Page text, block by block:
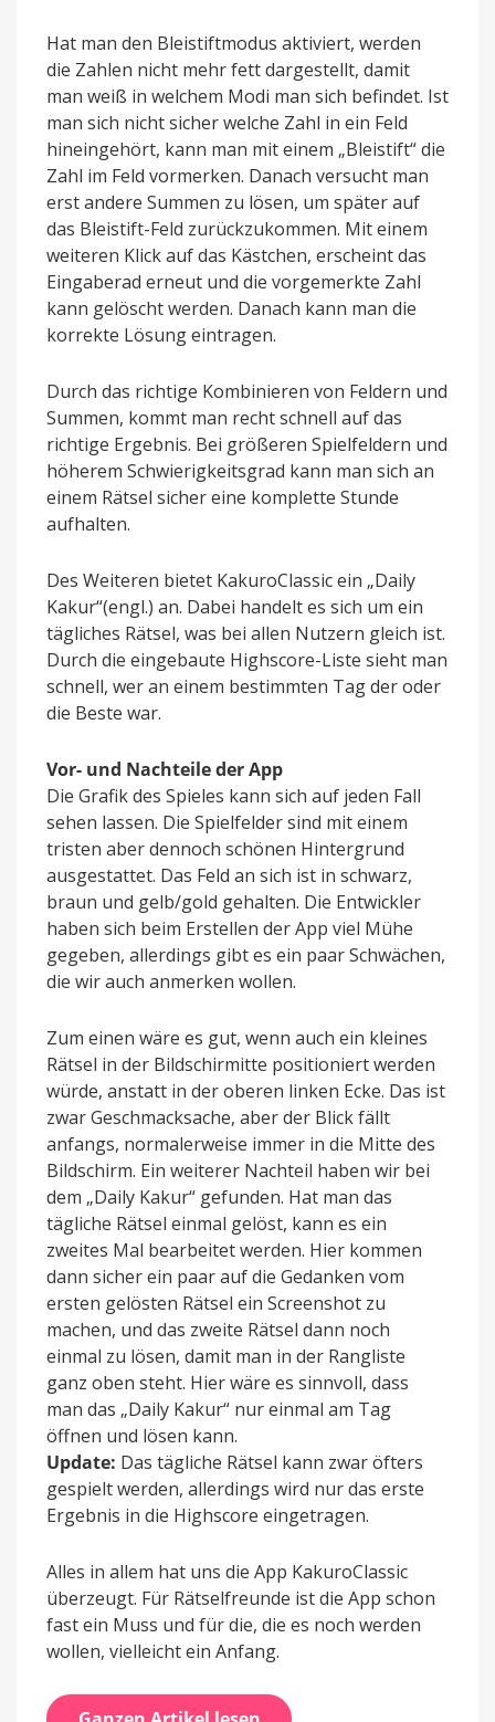
Hat man den Bleistiftmodus aktiviert, werden
die Zahlen nicht mehr fett dargestellt, damit
man weiß in welchem Modi man sich befindet. Ist
man sich nicht sicher welche Zahl in ein Feld
hineingehört, kann man mit einem „Bleistift“ die
Zahl im Feld vormerken. Danach versucht man
erst andere Summen zu lösen, um später auf
das Bleistift-Feld zurückzukommen. Mit einem
weiteren Klick auf das Kästchen, erscheint das
Eingaberad erneut und die vorgemerkte Zahl
kann gelöscht werden. Danach kann man die
korrekte Lösung eintragen.
Durch das richtige Kombinieren von Feldern und
Summen, kommt man recht schnell auf das
richtige Ergebnis. Bei größeren Spielfeldern und
höherem Schwierigkeitsgrad kann man sich an
einem Rätsel sicher eine komplette Stunde
aufhalten.
Des Weiteren bietet KakuroClassic ein „Daily
Kakur“(engl.) an. Dabei handelt es sich um ein
tägliches Rätsel, was bei allen Nutzern gleich ist.
Durch die eingebaute Highscore-Liste sieht man
schnell, wer an einem bestimmten Tag der oder
die Beste war.
Vor- und Nachteile der App
Die Grafik des Spieles kann sich auf jeden Fall
sehen lassen. Die Spielfelder sind mit einem
tristen aber dennoch schönen Hintergrund
ausgestattet. Das Feld an sich ist in schwarz,
braun und gelb/gold gehalten. Die Entwickler
haben sich beim Erstellen der App viel Mühe
gegeben, allerdings gibt es ein paar Schwächen,
die wir auch anmerken wollen.
Zum einen wäre es gut, wenn auch ein kleines
Rätsel in der Bildschirmitte positioniert werden
würde, anstatt in der oberen linken Ecke. Das ist
zwar Geschmacksache, aber der Blick fällt
anfangs, normalerweise immer in die Mitte des
Bildschirm. Ein weiterer Nachteil haben wir bei
dem „Daily Kakur“ gefunden. Hat man das
tägliche Rätsel einmal gelöst, kann es ein
zweites Mal bearbeitet werden. Hier kommen
dann sicher ein paar auf die Gedanken vom
ersten gelösten Rätsel ein Screenshot zu
machen, und das zweite Rätsel dann noch
einmal zu lösen, damit man in der Rangliste
ganz oben steht. Hier wäre es sinnvoll, dass
man das „Daily Kakur“ nur einmal am Tag
öffnen und lösen kann.
Update: Das tägliche Rätsel kann zwar öfters
gespielt werden, allerdings wird nur das erste
Ergebnis in die Highscore eingetragen.
Alles in allem hat uns die App KakuroClassic
überzeugt. Für Rätselfreunde ist die App schon
fast ein Muss und für die, die es noch werden
wollen, vielleicht ein Anfang.